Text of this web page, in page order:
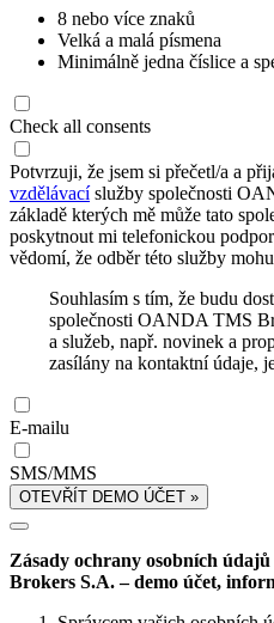
8 nebo více znaků
Velká a malá písmena
Minimálně jedna číslice a
Check all consents
Potvrzuji, že jsem si přečetl/a a
vzdělávacíslužby společnosti
základě kterých mě může tato
poskytnout mi telefonickou
vědomí, že odběr této služby
Souhlasím s tím, že budu
společnosti OANDA TMS
a služeb, např. novinek a
zasílány na kontaktní údaje,
E-mailu
SMS/MMS
OTEVŘÍT DEMO ÚČET »
Zásady ochrany osobních
Brokers S.A. – demo účet,